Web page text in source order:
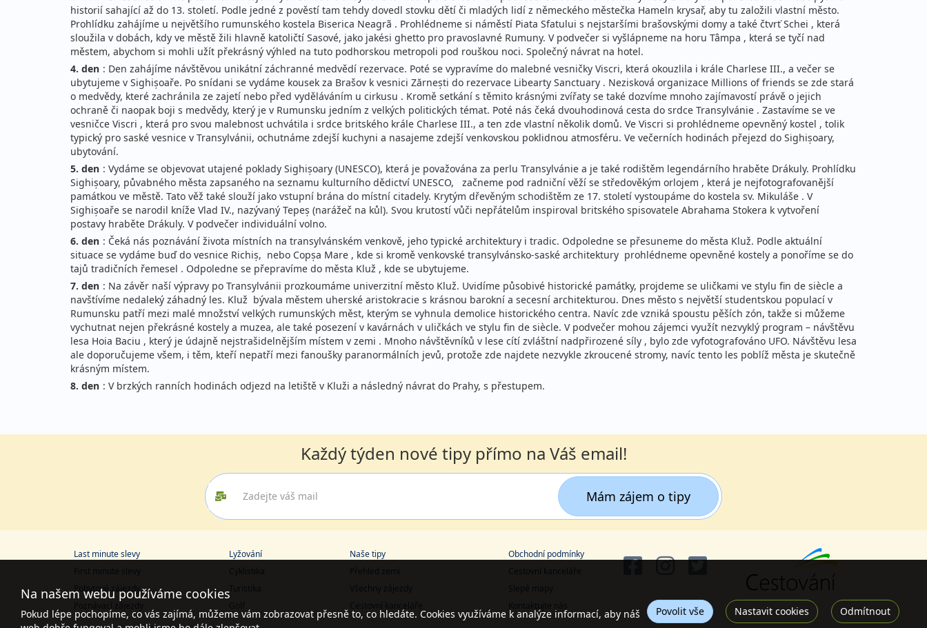
historií sahající až do 13. století. Podle jedné z pověstí tam tehdy dovedl stovku dětí či mladých lidí z německého městečka Hameln krysař, aby tu založili vlastní město.
Prohlídku zahájíme u největšího rumunského kostela Biserica Neagrã . Prohlédneme si náměstí Piata Sfatului s nejstaršími brašovskými domy a také čtvrť Schei , která
sloužila v dobách, kdy ve městě žili hlavně katoličtí Sasové, jako jakési ghetto pro pravoslavné Rumuny. V podvečer si vyšlápneme na horu Tâmpa , která se tyčí nad
městem, abychom si mohli užít překrásný výhled na tuto podhorskou metropoli pod rouškou noci. Společný návrat na hotel.
4. den : Den zahájíme návštěvou unikátní záchranné medvědí rezervace. Poté se vypravíme do malebné vesničky Viscri, která okouzlila i krále Charlese III., a večer se
ubytujeme v Sighișoaře. Po snídani se vydáme kousek za Brašov k vesnici Zărnești do rezervace Libearty Sanctuary . Nezisková organizace Millions of friends se zde stará
o medvědy, které zachránila ze zajetí nebo před vyděláváním u cirkusu . Kromě setkání s těmito krásnými zvířaty se také dozvíme mnoho zajímavostí právě o jejich
ochraně či naopak boji s medvědy, který je v Rumunsku jedním z velkých politických témat. Poté nás čeká dvouhodinová cesta do srdce Transylvánie . Zastavíme se ve
vesničce Viscri , která pro svou malebnost uchvátila i srdce britského krále Charlese III., a ten zde vlastní několik domů. Ve Viscri si prohlédneme opevněný kostel , tolik
typický pro saské vesnice v Transylvánii, ochutnáme zdejší kuchyni a nasajeme zdejší venkovskou poklidnou atmosféru. Ve večerních hodinách přejezd do Sighișoary,
ubytování.
5. den : Vydáme se objevovat utajené poklady Sighișoary (UNESCO), která je považována za perlu Transylvánie a je také rodištěm legendárního hraběte Drákuly. Prohlídku
Sighișoary, půvabného města zapsaného na seznamu kulturního dědictví UNESCO, začneme pod radniční věží se středověkým orlojem , která je nejfotografovanější
památkou ve městě. Tato věž také slouží jako vstupní brána do místní citadely. Krytým dřevěným schodištěm ze 17. století vystoupáme do kostela sv. Mikuláše . V
Sighișoaře se narodil kníže Vlad IV., nazývaný Tepeș (narážeč na kůl). Svou krutostí vůči nepřátelům inspiroval britského spisovatele Abrahama Stokera k vytvoření
postavy hraběte Drákuly. V podvečer individuální volno.
6. den : Čeká nás poznávání života místních na transylvánském venkově, jeho typické architektury i tradic. Odpoledne se přesuneme do města Kluž. Podle aktuální
situace se vydáme buď do vesnice Richiș, nebo Copșa Mare , kde si kromě venkovské transylvánsko-saské architektury prohlédneme opevněné kostely a ponoříme se do
tajů tradičních řemesel . Odpoledne se přepravíme do města Kluž , kde se ubytujeme.
7. den : Na závěr naší výpravy po Transylvánii prozkoumáme univerzitní město Kluž. Uvidíme působivé historické památky, projdeme se uličkami ve stylu fin de siècle a
navštívíme nedaleký záhadný les. Kluž bývala městem uherské aristokracie s krásnou barokní a secesní architekturou. Dnes město s největší studentskou populací v
Rumunsku patří mezi malé množství velkých rumunských měst, kterým se vyhnula demolice historického centra. Navíc zde vzniká spoustu pěších zón, takže si můžeme
vychutnat nejen překrásné kostely a muzea, ale také posezení v kavárnách v uličkách ve stylu fin de siècle. V podvečer mohou zájemci využít nezvyklý program – návštěvu
lesa Hoia Baciu , který je údajně nejstrašidelnějším místem v zemi . Mnoho návštěvníků v lese cítí zvláštní nadpřirozené síly , bylo zde vyfotografováno UFO. Návštěvu lesa
ale doporučujeme všem, i těm, kteří nepatří mezi fanoušky paranormálních jevů, protože zde najdete nezvykle zkroucené stromy, navíc tento les poblíž města je skutečně
krásným místem.
8. den : V brzkých ranních hodinách odjezd na letiště v Kluži a následný návrat do Prahy, s přestupem.
Každý týden nové tipy přímo na Váš email!
Mám zájem o tipy
Last minute slevy
First minute slevy
Pobytové zájezdy
Poznávací zájezdy
Lyžování
Cyklistika
Turistika
Golf
Naše tipy
Přehled zemí
Všechny zájezdy
Cestovní kanceláře
Obchodní podmínky
Cestovní kanceláře
Slepé mapy
Kontaktujte nás
Na našem webu používáme cookies
Pokud lépe pochopíme, co vás zajímá, můžeme vám zobrazovat přesně to, co hledáte. Cookies využíváme k analýze informací, aby náš
Povolit vše Nastavit cookies Odmítnout